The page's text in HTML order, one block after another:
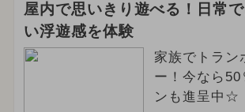
屋内で思いきり遊べる！日常
い浮遊感を体験
家族でトラン
ー！今なら50
ンも進呈中☆